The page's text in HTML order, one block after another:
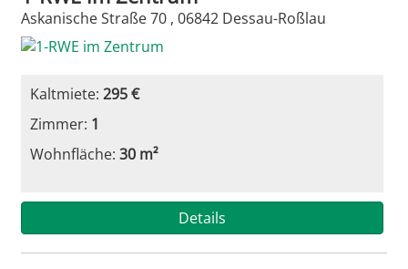
Askanische Straße 70 , 06842 Dessau-Roßlau
Kaltmiete:295 €
Zimmer: 1
Wohnfläche:30 m²
Details